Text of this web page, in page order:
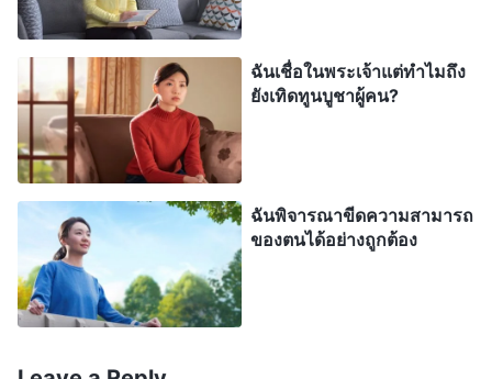
แล้ว เขาคือบุคคลที่ขาดพร่องสภาวะความเป็นมนุษย์
บุคคลที่มีสภาวะความเป็นมนุษย์ที่ด้อยอย่างสุดขีด พวก
เรามาวิเคราะห์การนี้กันอย่างใกล้ชิดเถิด บุคคลผู้นี้
แสดงออกมาให้เห็นถึงการสำแดงใดของสภาวะความ
เป็นมนุษย์ที่สูญหายไปจนถึงขนาดที่ผู้คนพูดว่าเขาไม่มี
สภาวะความเป็นมนุษย์? ผู้คนเช่นนี้ครองคุณลักษณะ
เฉพาะใด? พวกเขานำเสนอการสำแดงเฉพาะอันใด?
ผู้คนเช่นนั้นทำอย่างพอเป็นพิธีในการกระทำของพวก
เขาและปลีกห่างจากสิ่งใดก็ตามที่ไม่เกี่ยวข้องกับพวก
ฉันเชื่อในพระเจ้าแต่ทำไมถึง
ยังเทิดทูนบูชาผู้คน?
ฉันพิจารณาขีดความสามารถ
ของตนได้อย่างถูกต้อง